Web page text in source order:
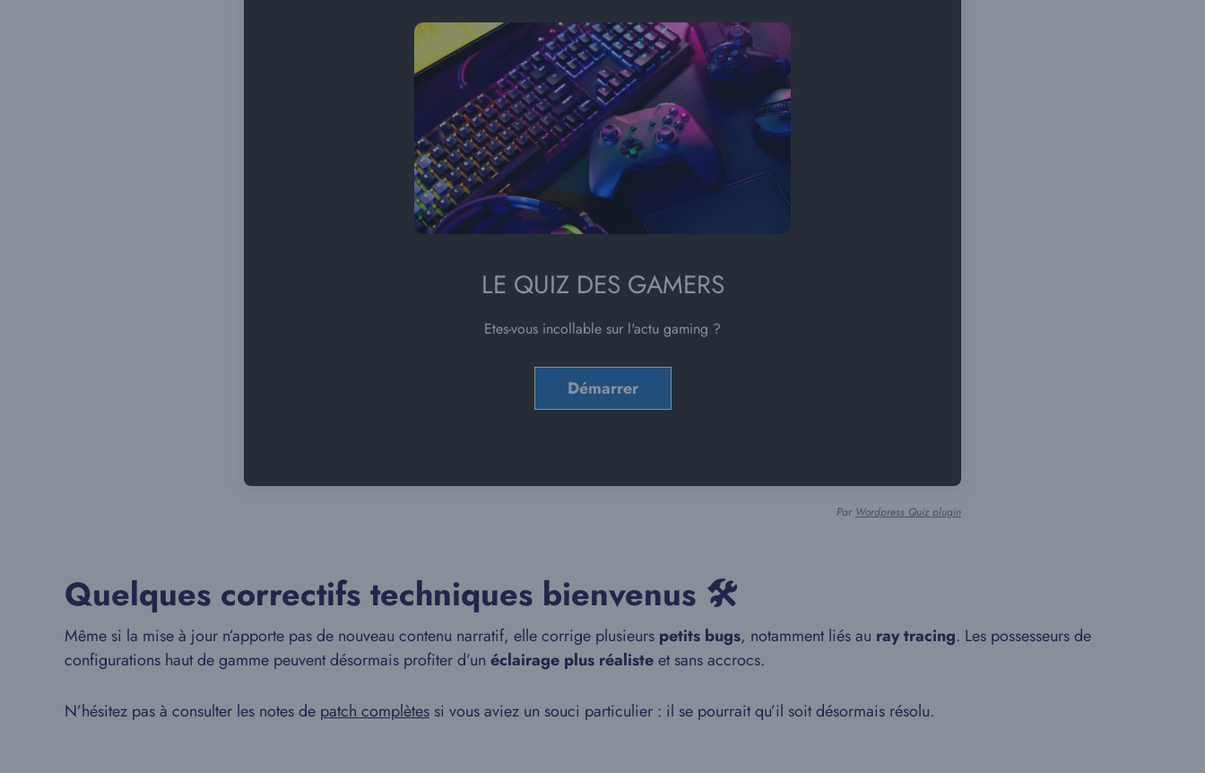
LE QUIZ DES GAMERS
Etes-vous incollable sur l'actu gaming ?
Par Wordpress Quiz plugin
Quelques correctifs techniques bienvenus 🛠️
Même si la mise à jour n’apporte pas de nouveau contenu narratif, elle corrige plusieurs petits bugs, notamment liés au ray tracing. Les possesseurs de
configurations haut de gamme peuvent désormais profiter d’un éclairage plus réalisteet sans accrocs.
N’hésitez pas à consulter les notes de patch complètes si vous aviez un souci particulier : il se pourrait qu’il soit désormais résolu.